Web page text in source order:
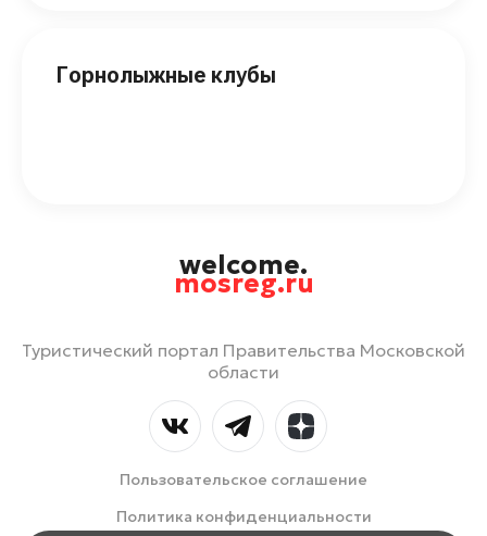
Горнолыжные клубы
welcome.
mosreg.ru
Туристический портал Правительства Московской
области
Пользовательское соглашение
Политика конфиденциальности